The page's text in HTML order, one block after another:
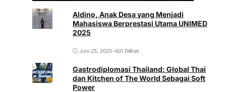
Aldino, Anak Desa yang Menjadi
Mahasiswa Berprestasi Utama UNIMED
2025
Juni 25, 2025•601 Dilihat
Gastrodiplomasi Thailand: Global Thai
dan Kitchen of The World Sebagai Soft
Power